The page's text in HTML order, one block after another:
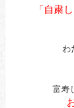
「自粛
わ
富寿